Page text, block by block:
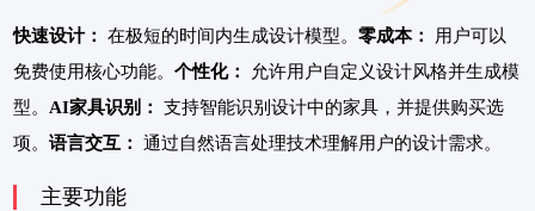
快速设计： 在极短的时间内生成设计模型。 零成本：
用户可以
免费使用核心功能。 个性化：
允许用户自定义设计风格并生成模
型。 AI家具识别：
支持智能识别设计中的家具，并提供购买选
项。 语言交互： 通过自然语言处理技术理解用户的设计需求。
主要功能